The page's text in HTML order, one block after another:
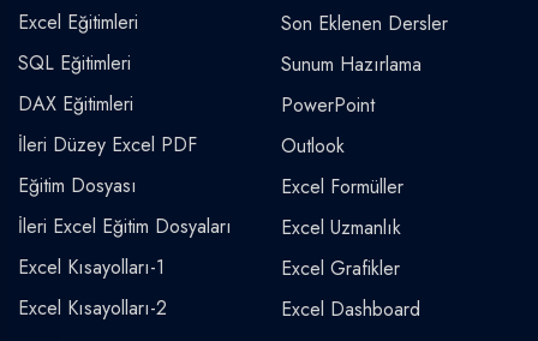
Excel Eğitimleri
SQL Eğitimleri
DAX Eğitimleri
İleri Düzey Excel PDF
Eğitim Dosyası
İleri Excel Eğitim Dosyaları
Excel Kısayolları-1
Excel Kısayolları-2
Son Eklenen Dersler
Sunum Hazırlama
PowerPoint
Outlook
Excel Formüller
Excel Uzmanlık
Excel Grafikler
Excel Dashboard